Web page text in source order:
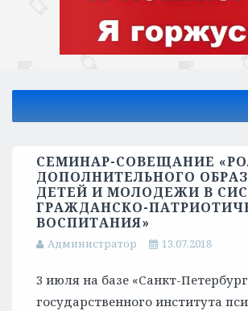
СЕМИНАР-СОВЕЩАНИЕ
ДОПОЛНИТЕЛЬНОГО
ДЕТЕЙ И МОЛОДЕЖИ В
ГРАЖДАНСКО-
ВОСПИТАНИЯ»
Администратор 13.07.2018
3 июля на базе «Санкт-
государственного института